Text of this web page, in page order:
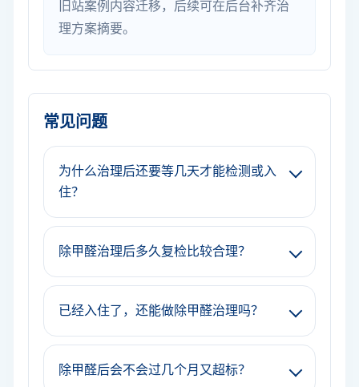
旧站案例内容迁移，后续可在后台补齐治
理方案摘要。
常见问题
为什么治理后还要等几天才能检测或入
住？
除甲醛治理后多久复检比较合理？
已经入住了，还能做除甲醛治理吗？
除甲醛后会不会过几个月又超标？